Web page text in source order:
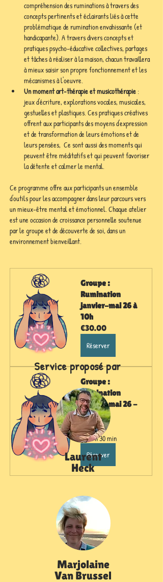
compréhension des ruminations à travers des
concepts pertinents et éclairants liés à cette
problématique de rumination envahissante (et
handicapante). A travers divers concepts et
pratiques psycho-éducative collectives, partages
et tâches à réaliser à la maison, chacun travaillera
à mieux saisir son propre fonctionnement et les
mécanismes à l'oeuvre.
Un moment art-thérapie et musicothérapie :
jeux d'écriture, explorations vocales, musicales,
gestuelles et plastiques. Ces pratiques créatives
offrent aux participants des moyens d'expression
et de transformation de leurs émotions et de
leurs pensées,  Ce sont aussi des moments qui
peuvent être méditatifs et qui peuvent favoriser
la détente et calmer le mental.
Ce programme offre aux participants un ensemble
d'outils pour les accompagner dans leur parcours vers
un mieux-être mental et émotionnel. Chaque atelier
est une occasion de croissance personnelle soutenue
par le groupe et de découverte de soi, dans un
environnement bienveillant.
Groupe :
Rumination
janvier-mai 26 à
10h
€30.00
Réserver
Groupe :
Rumination
janvier-mai 26 -
15h
€30.00
2 h 30 min
Réserver
Service proposé par
Laurent
Heck
Marjolaine
Van Brussel